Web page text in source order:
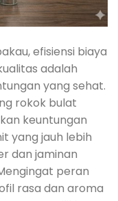
efisiensi biaya
adalah
yang sehat.
rokok bulat
keuntungan
yang jauh lebih
dan jaminan
peran
rasa dan aroma